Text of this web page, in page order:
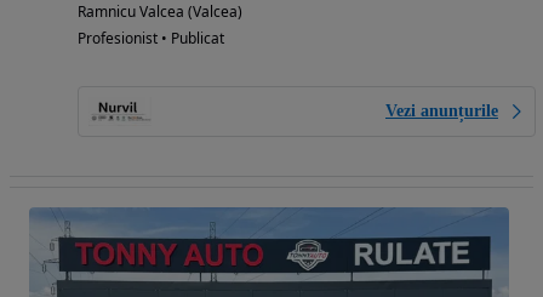
Ramnicu Valcea (Valcea)
Profesionist • Publicat
Vezi anunțurile